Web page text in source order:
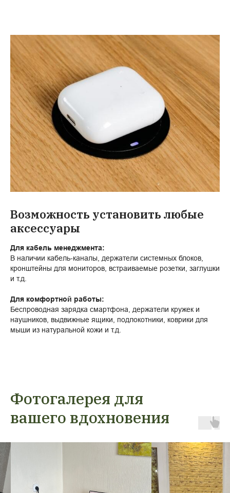
Возможность установить любые
аксессуары
Для кабель менеджмента:
В наличии кабель-каналы, держатели системных блоков,
кронштейны для мониторов, встраиваемые розетки, заглушки
и т.д.
Для комфортной работы:
Беспроводная зарядка смартфона, держатели кружек и
наушников, выдвижные ящики, подлокотники, коврики для
мыши из натуральной кожи и т.д.
Фотогалерея для
вашего вдохновения